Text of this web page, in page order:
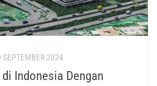
SEPTEMBER 2024
Indonesia Dengan